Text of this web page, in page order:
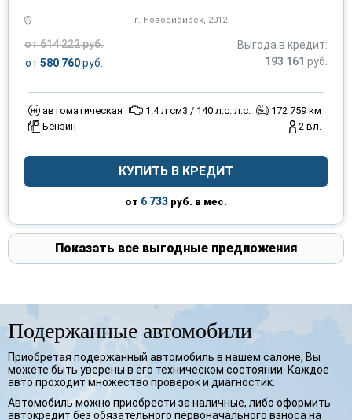
г. Новосибирск, 2012
от 614 222 руб.
от 580 760руб.
Выгода в кредит:
193 161 руб.
автоматическая 1.4 л см3 / 140 л.с. л.с.
172 759 км
Бензин
2 вл.
КУПИТЬ В КРЕДИТ
от 6 733 руб. в мес.
Показать все выгодные предложения
Подержанные автомобили
Приобретая подержанный автомобиль в нашем салоне, Вы
можете быть уверены в его техническом состоянии. Каждое
авто проходит множество проверок и диагностик.
Автомобиль можно приобрести за наличные, либо оформить
автокредит без обязательного первоначального взноса на